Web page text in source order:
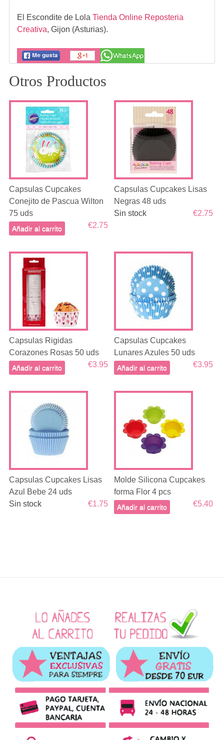
El Escondite de Lola Tienda Online Reposteria
Creativa, Gijon (Asturias).
Otros Productos
Capsulas Cupcakes
Conejito de Pascua Wilton
75 uds
€2.75
Añadir al carrito
Capsulas Cupcakes Lisas
Negras 48 uds
€2.75
Sin stock
Capsulas Rigidas
Corazones Rosas 50 uds
€3.95
Añadir al carrito
Capsulas Cupcakes
Lunares Azules 50 uds
€3.95
Añadir al carrito
Capsulas Cupcakes Lisas
Azul Bebe 24 uds
€1.75
Sin stock
Molde Silicona Cupcakes
forma Flor 4 pcs
€5.40
Añadir al carrito